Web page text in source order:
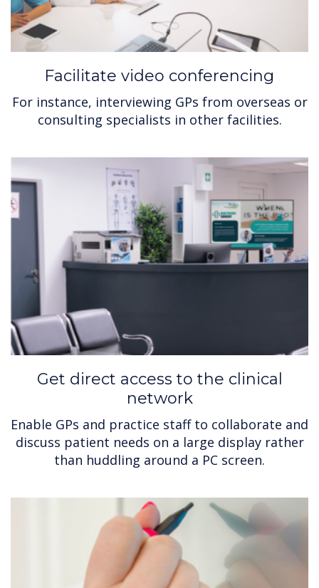
Facilitate video conferencing
For instance, interviewing GPs from overseas or
consulting specialists in other facilities.
Get direct access to the clinical
network
Enable GPs and practice staff to collaborate and
discuss patient needs on a large display rather
than huddling around a PC screen.